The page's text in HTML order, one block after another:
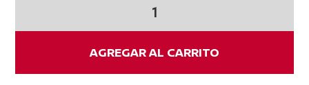
ACELERACION
AGREGAR AL CARRITO